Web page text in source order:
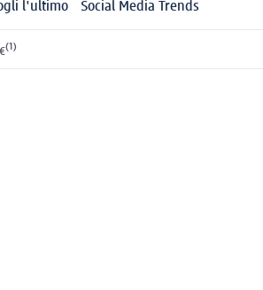
l'ultimo Social Media Trends
(1)